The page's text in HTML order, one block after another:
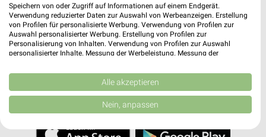
weekli App für iOS & Android.
✔Standortgenaue Angebote
✔Folge deinem Lieblingshändler
✔Push-Benachrichtigungen bei neuen Prospekten
JETZT LADEN UND SPAREN!
Speichern von oder Zugriff auf Informationen auf einem Endgerät.
Verwendung reduzierter Daten zur Auswahl von Werbeanzeigen. Erstellung
von Profilen für personalisierte Werbung. Verwendung von Profilen zur
Auswahl personalisierter Werbung. Erstellung von Profilen zur
Personalisierung von Inhalten. Verwendung von Profilen zur Auswahl
personalisierter Inhalte. Messung der Werbeleistung. Messung der
Kombinationen von Daten aus verschiedenen Quellen. Entwicklung und
Verbesserung der Angebote. Verwendung reduzierter Daten zur Auswahl
von Inhalten.
Daten können außerhalb der Europäischen Union weitergegeben und in die
Website/App.
Alle akzeptieren
Nein, anpassen